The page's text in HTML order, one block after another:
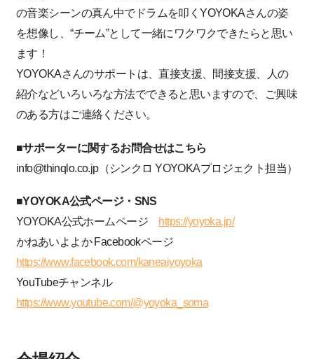
の音楽シーンの真ん中でドラムを叩くYOYOKAさんの姿
を想像し、“チーム”として一緒にワクワクできたらと思い
ます！
YOYOKAさんのサポートは、直接支援、間接支援、人の
紹介などいろいろな方法でできると思いますので、ご興味
のある方はご連絡ください。
■サポーターに関するお問合せはこちら
info@thinqlo.co.jp（シンクロ YOYOKAプロジェクト担当）
■YOYOKA公式ページ・SNS
YOYOKA公式ホームページ https://yoyoka.jp/
かねあいよよか Facebookページ
https://www.facebook.com/kaneaiyoyoka
YouTubeチャンネル
https://www.youtube.com/@yoyoka_soma